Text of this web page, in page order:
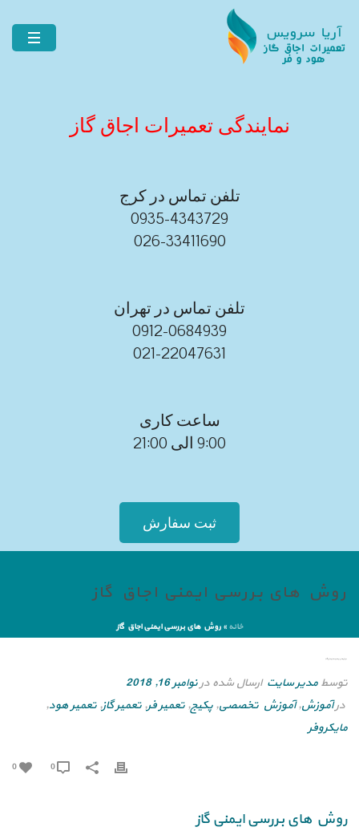
نمایندگی تعمیرات اجاق گاز
تلفن تماس در کرج
0935-4343729
026-33411690
تلفن تماس در تهران
0912-0684939
021-22047631
ساعت کاری
9:00 الی 21:00
ثبت سفارش
روش های بررسی ایمنی اجاق گاز
خانه » روش های بررسی ایمنی اجاق گاز
روش های بررسی ایمنی اجاق گاز
توسطمدیر سایت ارسال شده درنوامبر 16, 2018
درآموزش,آموزش تخصصی,پکیج,تعمیر فر,تعمیر گاز,تعمیر هود,
مایکروفر
0
روش های بررسی ایمنی گاز